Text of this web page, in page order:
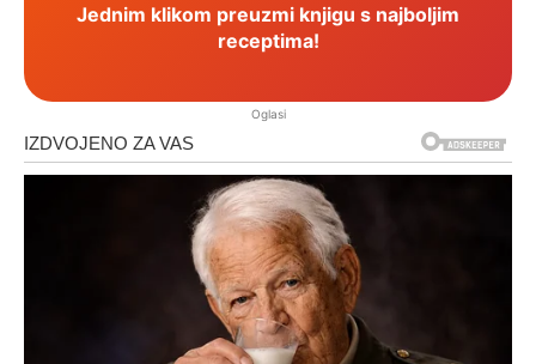
Jednim klikom preuzmi knjigu s najboljim
receptima!
Oglasi